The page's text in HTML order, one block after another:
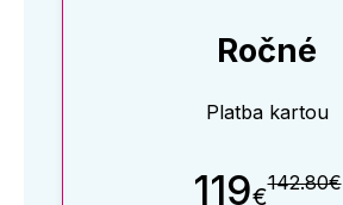
Ročné
Platba kartou
119€142.80€